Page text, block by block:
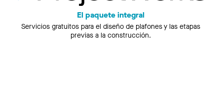
El paquete integral
Servicios gratuitos para el diseño de plafones y las etapas
previas a la construcción.